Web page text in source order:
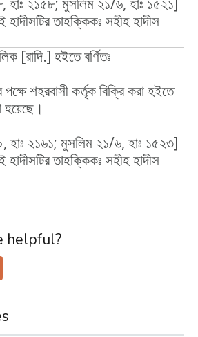
তাহক্কিকঃ সহীহ হাদীস
[রাদি.] হইতে বর্ণিতঃ
পক্ষে শহরবাসী কর্তৃক বিক্রি করা হইতে
হয়েছে।
হাঃ ২১৬১; মুসলিম ২১/৬, হাঃ ১৫২৩]
তাহক্কিকঃ সহীহ হাদীস
helpful?